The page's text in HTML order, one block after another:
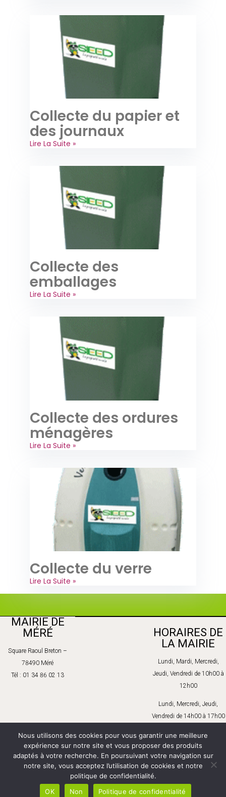
Collecte du papier et
des journaux
Lire La Suite »
Collecte des
emballages
Lire La Suite »
Collecte des ordures
ménagères
Lire La Suite »
Collecte du verre
Lire La Suite »
MAIRIE DE
MÉRÉ
Square Raoul Breton –
78490 Méré
Tél : 01 34 86 02 13
HORAIRES DE
LA MAIRIE
Lundi, Mardi, Mercredi,
Jeudi, Vendredi de 10h00 à
12h00
Lundi, Mercredi, Jeudi,
Vendredi de 14h00 à 17h00
Mardi de 14h00 à 18h00
Samedi : sur rendez-vous
Nous utilisons des cookies pour vous garantir une meilleure
expérience sur notre site et vous proposer des produits
adaptés à votre recherche. En poursuivant votre navigation sur
notre site, vous acceptez l’utilisation de cookies et notre
politique de confidentialité.
OK
Non Politique de confidentialité